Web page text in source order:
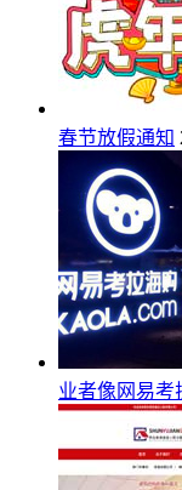
春节放假通知
业者像网易考